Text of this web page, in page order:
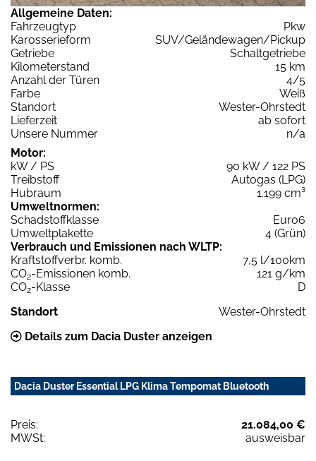
Allgemeine Daten:
Fahrzeugtyp
Pkw
Karosserieform
SUV/Geländewagen/Pickup
Getriebe
Schaltgetriebe
Kilometerstand
15 km
Anzahl der Türen
4/5
Farbe
Weiß
Standort
Wester-Ohrstedt
Lieferzeit
ab sofort
Unsere Nummer
n/a
Motor:
kW / PS
90 kW / 122 PS
Treibstoff
Autogas (LPG)
Hubraum
1.199 cm³
Umweltnormen:
Schadstoffklasse
Euro6
Umweltplakette
4 (Grün)
Verbrauch und Emissionen nach WLTP:
Kraftstoffverbr. komb.
7,5 l/100km
CO2-Emissionen komb.
121 g/km
CO2-Klasse
D
Standort
Wester-Ohrstedt
Details zum Dacia Duster anzeigen
Dacia Duster Essential LPG Klima Tempomat Bluetooth
Preis:
21.084,00 €
MWSt:
ausweisbar